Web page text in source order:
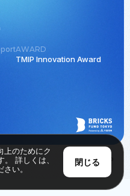
AWARD
TMIP Innovation Award
Back to Top
上のためにク
詳しくは、
い。
閉じる